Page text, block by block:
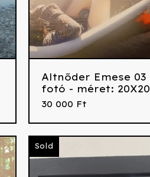
Altnőder Emese 03
fotó - méret: 20X20
30 000 Ft
Sold